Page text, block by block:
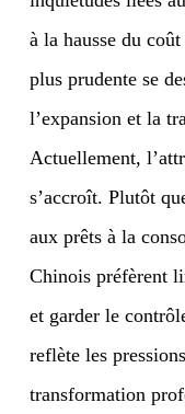
à la hausse du
plus prudente se
l’expansion et la
Actuellement,
s’accroît. Plutôt
aux prêts à la
Chinois préfèrent
et garder le
reflète les
transformation